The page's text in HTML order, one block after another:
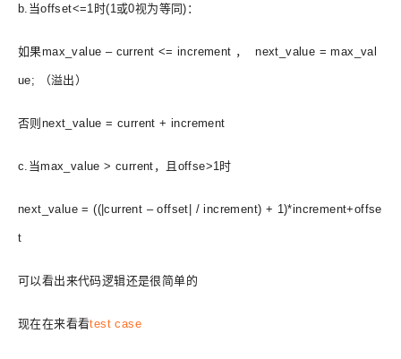
b.当offset<=1时(1或0视为等同)：
如果max_value – current <= increment ， next_value = max_val
ue; （溢出）
否则next_value = current + increment
c.当max_value > current，且offse>1时
next_value = ((|current – offset| / increment) + 1)*increment+offse
t
可以看出来代码逻辑还是很简单的
现在在来看看test case